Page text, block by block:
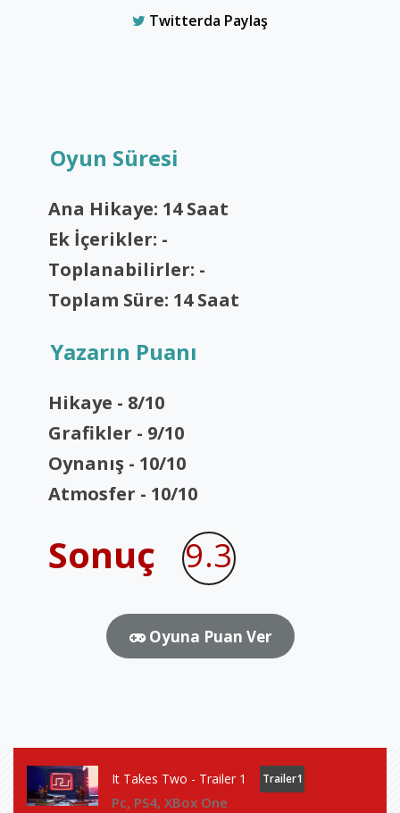
Twitterda Paylaş
Oyun Süresi
Ana Hikaye: 14 Saat
Ek İçerikler: -
Toplanabilirler: -
Toplam Süre: 14 Saat
Yazarın Puanı
Hikaye - 8/10
Grafikler - 9/10
Oynanış - 10/10
Atmosfer - 10/10
Sonuç 9.3
Oyuna Puan Ver
It Takes Two - Trailer 1
Pc, PS4, XBox One
Trailer1